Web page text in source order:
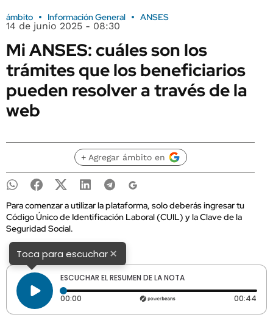
ámbito Información General ANSES
14 de junio 2025 - 08:30
Mi ANSES: cuáles son los
trámites que los beneficiarios
pueden resolver a través de la
web
+ Agregar ámbito en
Para comenzar a utilizar la plataforma, solo deberás ingresar tu
Código Único de Identificación Laboral (CUIL) y la Clave de la
Seguridad Social.
Toca para escuchar×
ESCUCHAR EL RESUMEN DE LA NOTA
00:00 Tiempo transcurrido: 0 segundos 00:44